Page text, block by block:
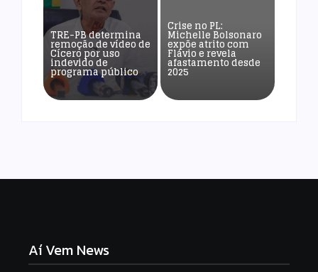
TRE-PB determina
remoção de vídeo de
Cícero por uso
indevido de
programa público
Crise no PL:
Michelle Bolsonaro
expõe atrito com
Flávio e revela
afastamento desde
2025
Aí Vem News